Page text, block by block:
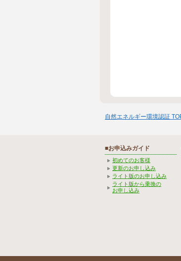
自然エネルギー環境認証
■お申込みガイド
初めてのお客様
更新のお申し込み
ライト版のお申し込み
ライト版から乗換の
お申し込み